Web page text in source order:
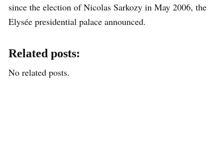
since the election of Nicolas Sarkozy in May 2006, the
Elysée presidential palace announced.
Related posts:
No related posts.